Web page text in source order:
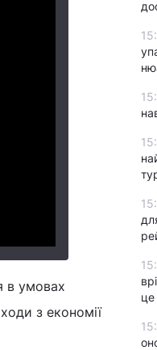
в умовах
з економії
це